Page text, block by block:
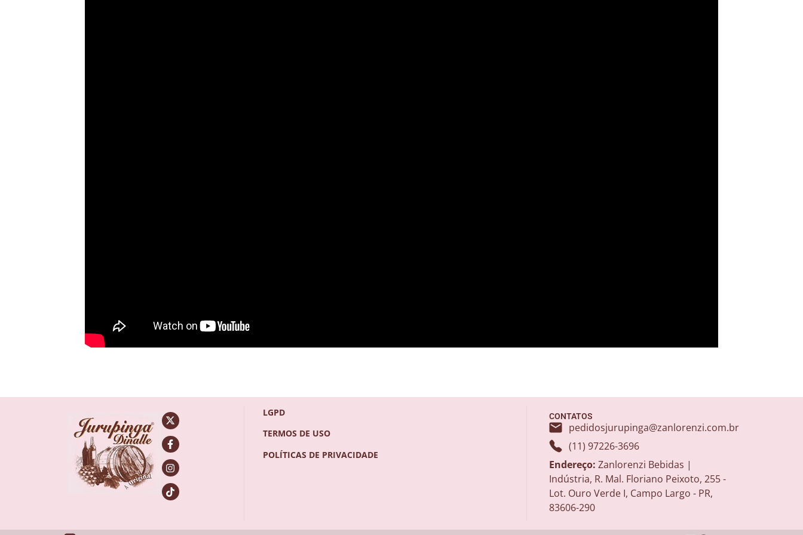
LGPD
TERMOS DE USO
POLÍTICAS DE PRIVACIDADE
CONTATOS
pedidosjurupinga@zanlorenzi.com.br
(11) 97226-3696
Endereço: Zanlorenzi Bebidas |
Indústria, R. Mal. Floriano Peixoto, 255 -
Lot. Ouro Verde I, Campo Largo - PR,
83606-290